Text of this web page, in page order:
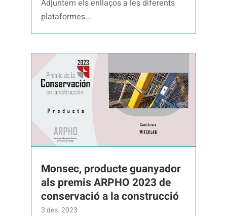
Adjuntem els enllaços a les diferents
plataformes...
Monsec, producte guanyador
als premis ARPHO 2023 de
conservació a la construcció
3 des. 2023